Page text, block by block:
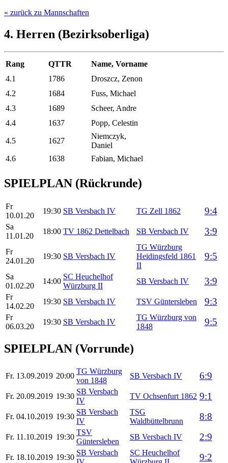
« zurück zu Mannschaften
4. Herren (Bezirksoberliga)
Rang QTTR
Name, Vorname
4.1
1786
Droszcz, Zenon
4.2
1684
Fuss, Michael
4.3
1689
Scheer, Andre
4.4
1637 Popp, Celestin
4.5 1627
Niemczyk,
Daniel
4.6
1638 Fabian, Michael
SPIELPLAN (Rückrunde)
Fr
10.01.20
19:30 SB Versbach IV TG Zell 1862 9:4
Sa
11.01.20
18:00 TV 1862 Dettelbach SB Versbach IV 3:9
Fr
24.01.20
19:30 SB Versbach IV
TG Würzburg
Heidingsfeld 1861
II
9:5
Sa
01.02.20
14:00
SC Heuchelhof
Würzburg II
SB Versbach IV 3:9
Fr
14.02.20
19:30 SB Versbach IV TSV Güntersleben 9:3
Fr
06.03.20
19:30 SB Versbach IV
TG Würzburg von
1848
9:5
SPIELPLAN (Vorrunde)
Fr. 13.09.2019 20:00
TG Würzburg
von 1848
SB Versbach IV 6:9
Fr. 20.09.2019 19:30
SB Versbach
IV
TV Ochsenfurt 1862 9:1
Fr. 04.10.2019 19:30
SB Versbach
IV
TSG
Waldbüttelbrunn
8:8
Fr. 11.10.2019 19:30
TSV
Güntersleben
SB Versbach IV 2:9
Fr. 18.10.2019 19:30
SB Versbach
SC Heuchelhof
9:2